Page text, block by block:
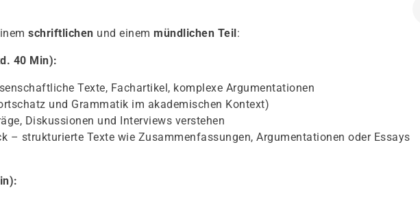
schriftlichen und einem mündlichen Teil:
40 Min):
Texte, Fachartikel, komplexe Argumentationen
und Grammatik im akademischen Kontext)
Diskussionen und Interviews verstehen
– strukturierte Texte wie Zusammenfassungen, Argumentationen oder Essays